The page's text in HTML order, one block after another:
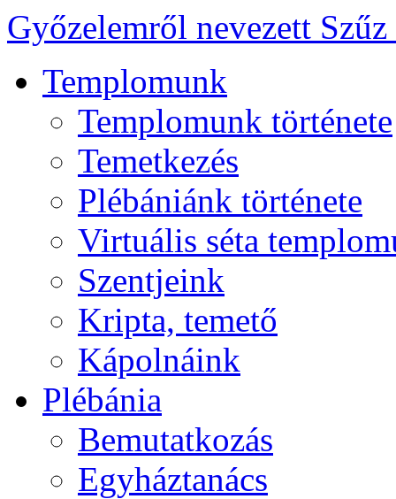
Győzelemről nevezett
Templomunk
Templomunk története
Temetkezés
Plébániánk története
Virtuális séta
Szentjeink
Kripta, temető
Kápolnáink
Plébánia
Bemutatkozás
Egyháztanács